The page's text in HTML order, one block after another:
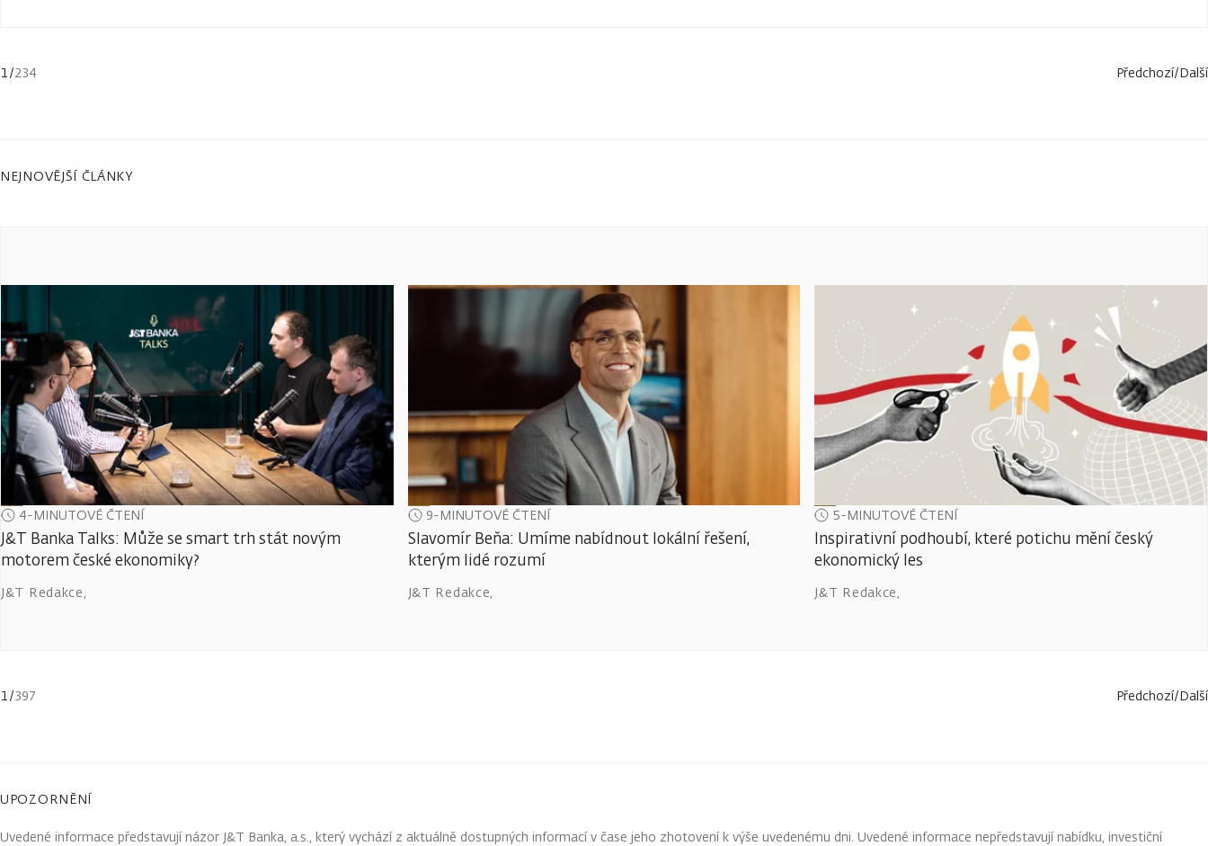
1 /234 Předchozí/Další
NEJNOVĚJŠÍ ČLÁNKY
4-MINUTOVÉ ČTENÍ
J&T Banka Talks: Může se smart trh stát novým
motorem české ekonomiky?
J&T Redakce,
9-MINUTOVÉ ČTENÍ
Slavomír Beňa: Umíme nabídnout lokální řešení,
kterým lidé rozumí
J&T Redakce,
5-MINUTOVÉ ČTENÍ
Inspirativní podhoubí, které potichu mění český
ekonomický les
J&T Redakce,
1/397 Předchozí/Další
UPOZORNĚNÍ
Uvedené informace představují názor J&T Banka, a.s., který vychází z aktuálně dostupných informací v čase jeho zhotovení k výše uvedenému dni. Uvedené informace nepředstavují nabídku, investiční